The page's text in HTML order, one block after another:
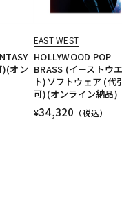
)(オン
EAST WEST
HOLLYWOOD POP
BRASS (イーストウ
ト)ソフトウェア (代
可)(オンライン納品)
¥34,320 （税込）